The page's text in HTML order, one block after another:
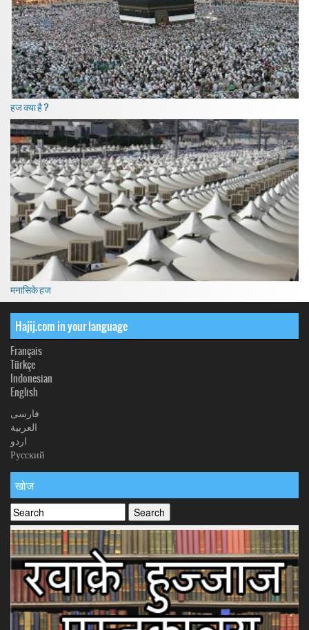
हज क्या है ?
मनासिके हज
Hajij.com in your language
Français
Türkçe
Indonesian
English
فارسی
العربیة
اردو
Русский
खोज